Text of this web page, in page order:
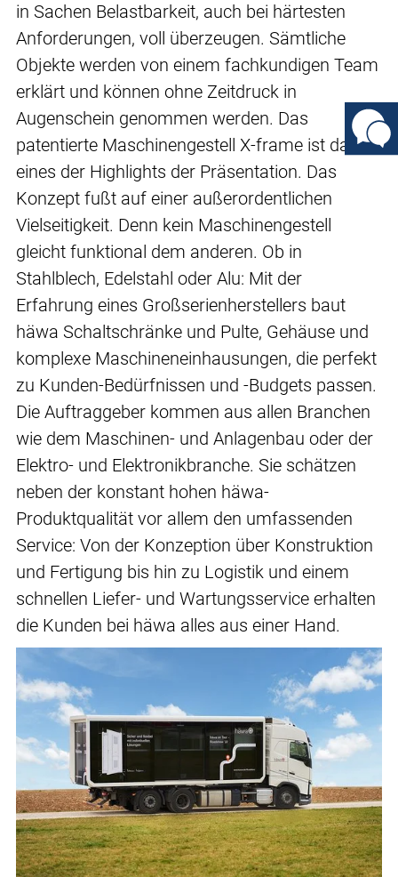
in Sachen Belastbarkeit, auch bei härtesten
Anforderungen, voll überzeugen. Sämtliche
Objekte werden von einem fachkundigen Team
erklärt und können ohne Zeitdruck in
Augenschein genommen werden. Das
patentierte Maschinengestell X-frame ist dabei
eines der Highlights der Präsentation. Das
Konzept fußt auf einer außerordentlichen
Vielseitigkeit. Denn kein Maschinengestell
gleicht funktional dem anderen. Ob in
Stahlblech, Edelstahl oder Alu: Mit der
Erfahrung eines Großserienherstellers baut
häwa Schaltschränke und Pulte, Gehäuse und
komplexe Maschineneinhausungen, die perfekt
zu Kunden-Bedürfnissen und -Budgets passen.
Die Auftraggeber kommen aus allen Branchen
wie dem Maschinen- und Anlagenbau oder der
Elektro- und Elektronikbranche. Sie schätzen
neben der konstant hohen häwa-
Produktqualität vor allem den umfassenden
Service: Von der Konzeption über Konstruktion
und Fertigung bis hin zu Logistik und einem
schnellen Liefer- und Wartungsservice erhalten
die Kunden bei häwa alles aus einer Hand.